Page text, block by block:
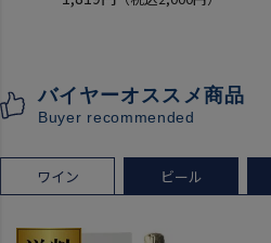
バイヤーオススメ商品
Buyer recommended
ワイン ビール